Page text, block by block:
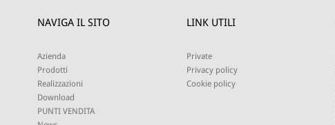
NAVIGA IL SITO
Azienda
Prodotti
Realizzazioni
Download
PUNTI VENDITA
LINK UTILI
Private
Privacy policy
Cookie policy